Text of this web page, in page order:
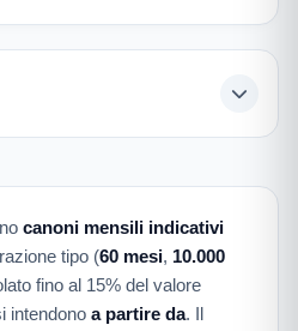
canoni mensili indicativi
tipo (60 mesi, 10.000
fino al 15% del valore
intendono a partire da. Il